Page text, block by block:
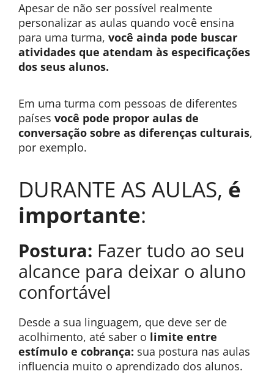
Apesar de não ser possível realmente
personalizar as aulas quando você ensina
para uma turma, você ainda pode buscar
atividades que atendam às especificações
dos seus alunos.
Em uma turma com pessoas de diferentes
países você pode propor aulas de
conversação sobre as diferenças culturais,
por exemplo.
DURANTE AS AULAS, é
importante:
Postura: Fazer tudo ao seu
alcance para deixar o aluno
confortável
Desde a sua linguagem, que deve ser de
acolhimento, até saber o limite entre
estímulo e cobrança: sua postura nas aulas
influencia muito o aprendizado dos alunos.